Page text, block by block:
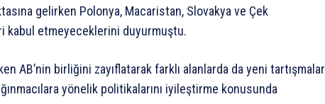
gelirken Polonya, Macaristan, Slovakya ve Çek
kabul etmeyeceklerini duyurmuştu.
AB’nin birliğini zayıflatarak farklı alanlarda da yeni tartışmalar
yönelik politikalarını iyileştirme konusunda